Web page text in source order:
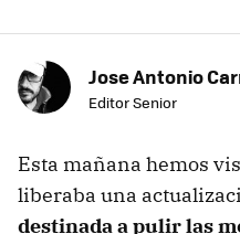
Jose Antonio
Editor Senior
Esta mañana hemos
liberaba una
destinada a pulir las